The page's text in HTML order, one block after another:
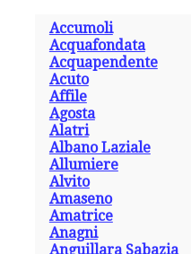
Accumoli
Acquafondata
Acquapendente
Acuto
Affile
Agosta
Alatri
Albano Laziale
Allumiere
Alvito
Amaseno
Amatrice
Anagni
Anguillara Sabazia